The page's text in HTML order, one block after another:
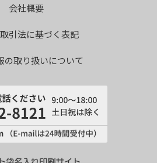
会社概要
引法に基づく表記
の取り扱いについて